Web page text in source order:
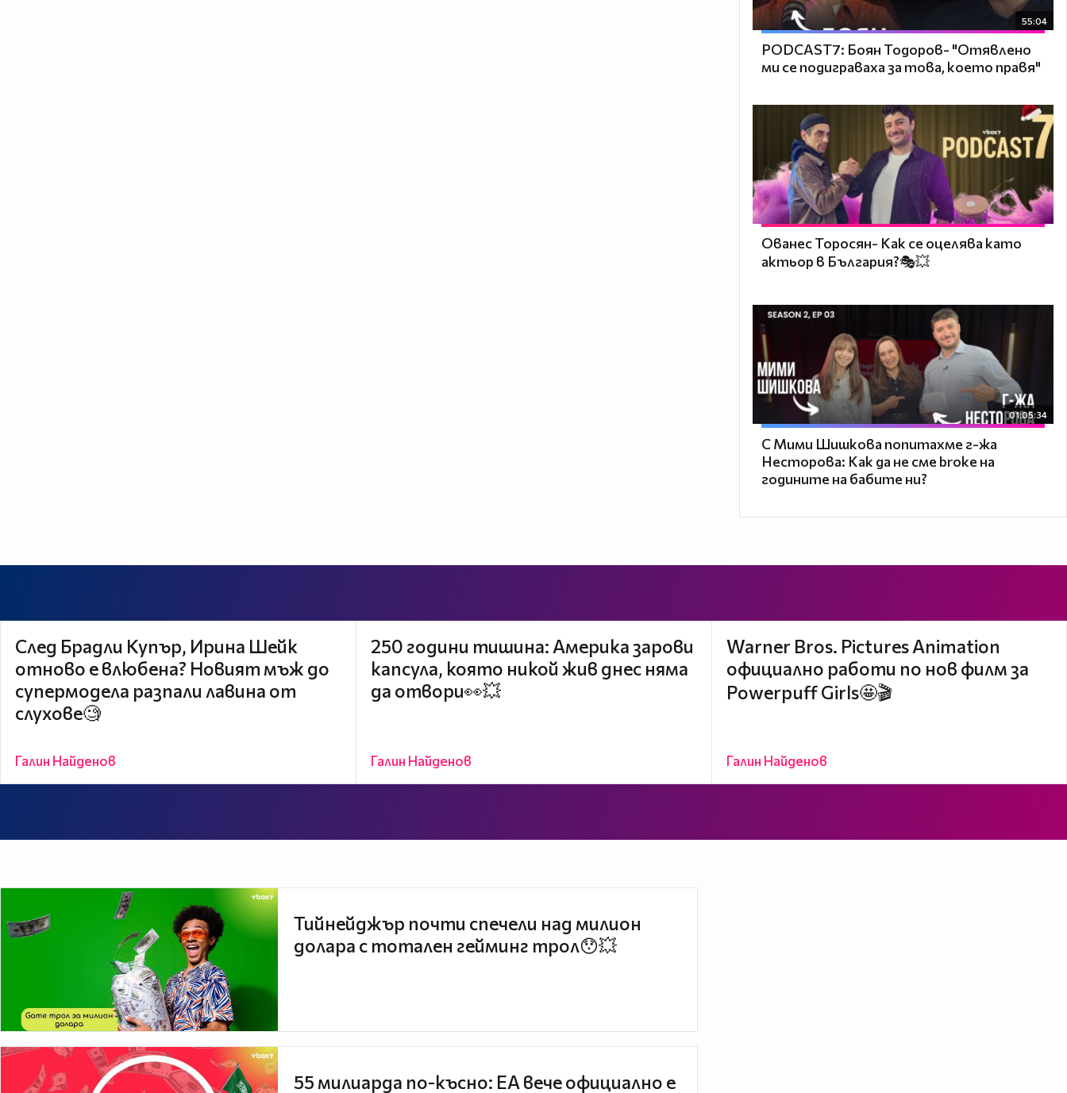
След Брадли Купър, Ирина Шейк
отново е влюбена? Новият мъж до
супермодела разпали лавина от
слухове🧐
Галин Найденов
250 години тишина: Америка зарови
капсула, която никой жив днес няма
да отвори👀💥
Галин Найденов
Warner Bros. Pictures Animation
официално работи по нов филм за
Powerpuff Girls🤩🎬
Галин Найденов
55:04
PODCAST7: ‪Боян Тодоров- "Отявлено
ми се подиграваха за това, което правя"
Ованес Торосян- Как се оцелява като
актьор в България?🎭💥
01:05:34
С Мими Шишкова попитахме г-жа
Несторова: Как да не сме broke на
годините на бабите ни?
Тийнейджър почти спечели над милион
долара с тотален гейминг трол😯💥
55 милиарда по-късно: EA вече официално е